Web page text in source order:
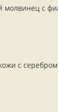
молвинец с
с серебром